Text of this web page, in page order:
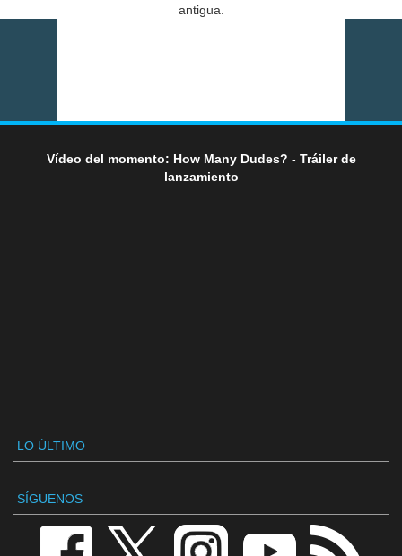
antigua.
Vídeo del momento: How Many Dudes? - Tráiler de
lanzamiento
LO ÚLTIMO
SÍGUENOS